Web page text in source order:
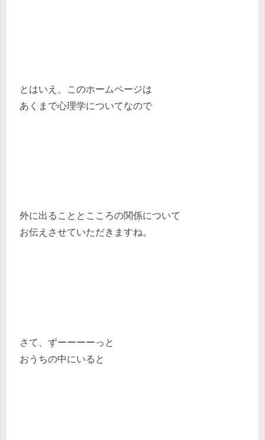
とはいえ、このホームページは
あくまで心理学についてなので
外に出ることとこころの関係について
お伝えさせていただきますね。
さて、ずーーーーっと
おうちの中にいると